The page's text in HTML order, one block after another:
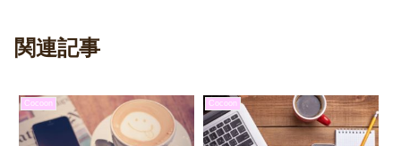
関連記事
Cocoon Cocoon